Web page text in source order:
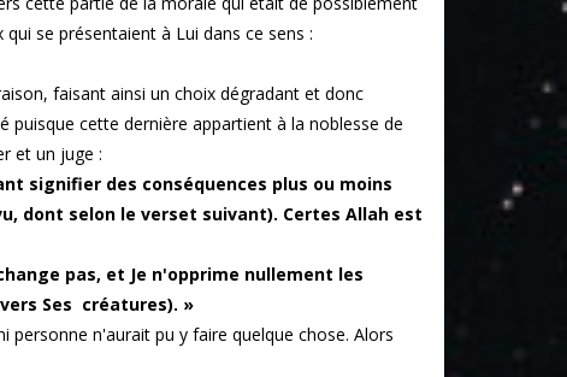
se présentaient à Lui dans ce sens :
faisant ainsi un choix dégradant et donc
puisque cette dernière appartient à la noblesse de
et un juge :
signifier des conséquences plus ou moins
dont selon le verset suivant). Certes Allah est
pas, et Je n'opprime nullement les
Ses créatures). »
n'aurait pu y faire quelque chose. Alors